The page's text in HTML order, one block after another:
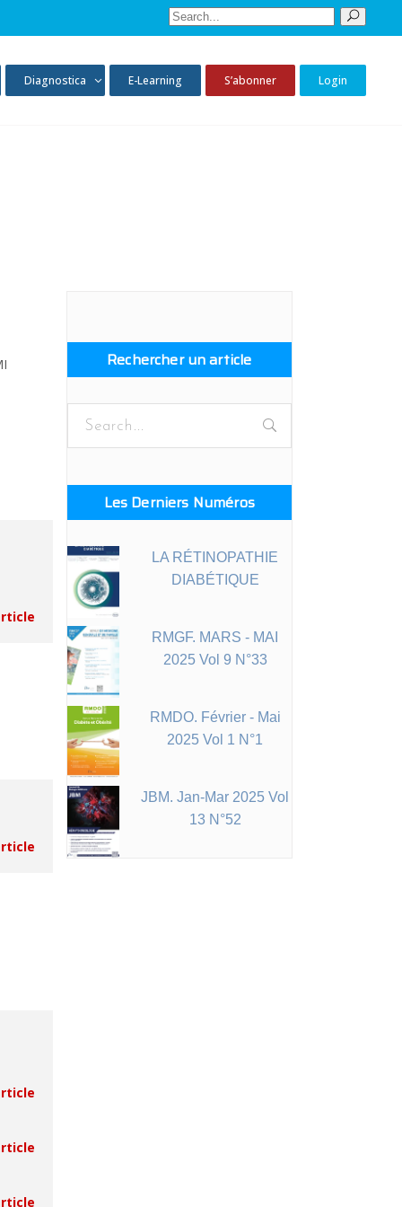
Diagnostica E-Learning S’abonner Login
Rechercher un article
Les Derniers Numéros
LA RÉTINOPATHIE
DIABÉTIQUE
RMGF. MARS - MAI
2025 Vol 9 N°33
RMDO. Février - Mai
2025 Vol 1 N°1
JBM. Jan-Mar 2025 Vol
13 N°52